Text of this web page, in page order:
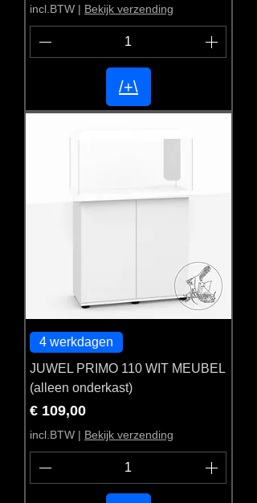
incl.BTW | Bekijk verzending
/+\
4 werkdagen
JUWEL PRIMO 110 WIT MEUBEL
(alleen onderkast)
Prijs
€ 109,00
incl.BTW | Bekijk verzending